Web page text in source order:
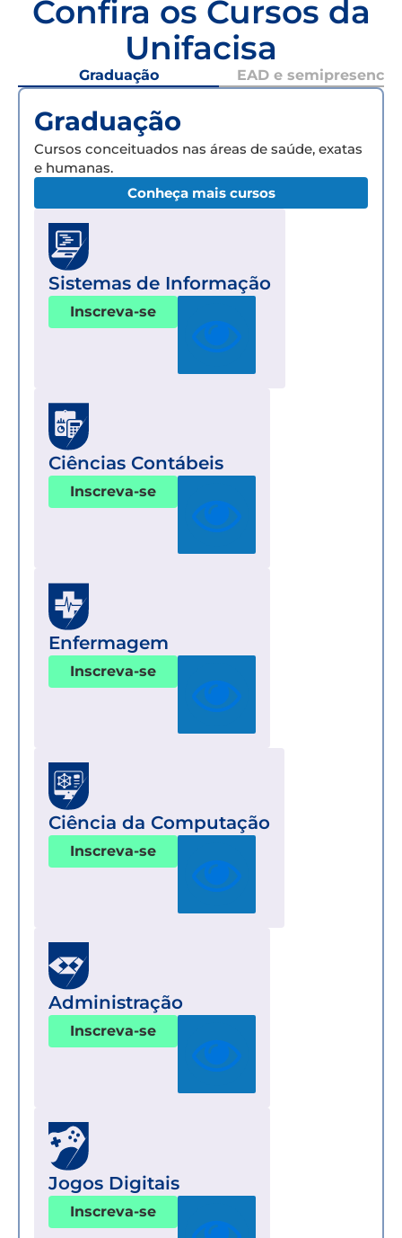
Confira os Cursos da
Unifacisa
Graduação EAD e semipresencial
Graduação
Cursos conceituados nas áreas de saúde, exatas
e humanas.
Conheça mais cursos
Sistemas de Informação
Inscreva-se
Ciências Contábeis
Inscreva-se
Enfermagem
Inscreva-se
Ciência da Computação
Inscreva-se
Administração
Inscreva-se
Jogos Digitais
Inscreva-se